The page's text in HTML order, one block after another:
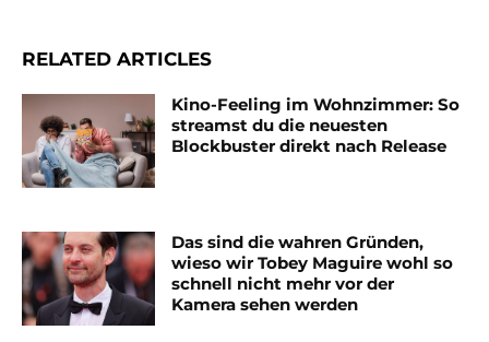
RELATED ARTICLES
Kino-Feeling im Wohnzimmer: So
streamst du die neuesten
Blockbuster direkt nach Release
Das sind die wahren Gründen,
wieso wir Tobey Maguire wohl so
schnell nicht mehr vor der
Kamera sehen werden